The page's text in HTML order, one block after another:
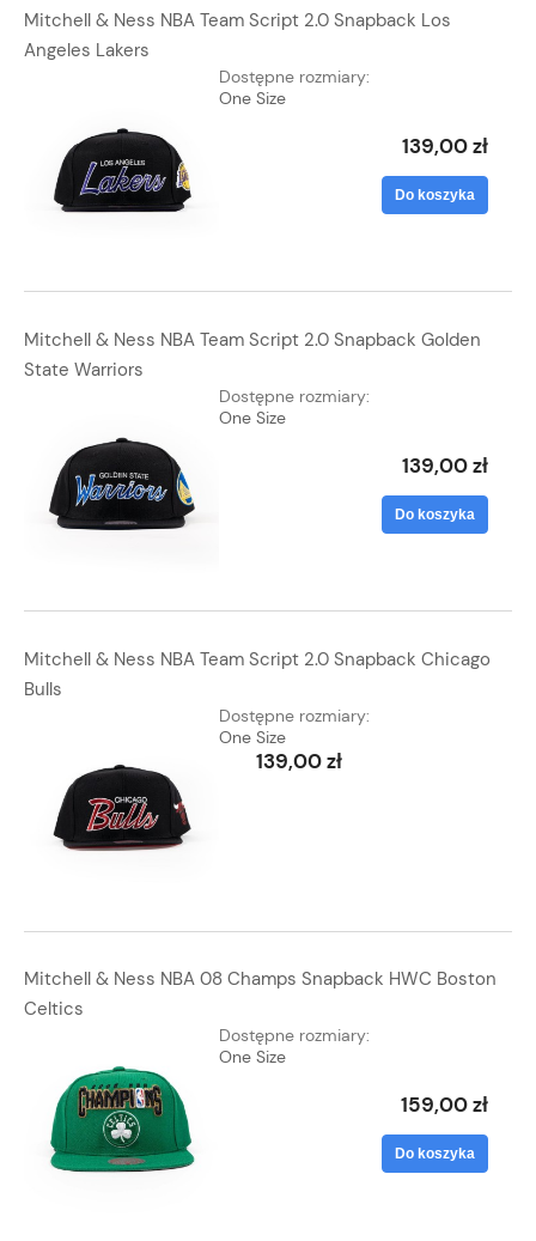
Mitchell & Ness NBA Team Script 2.0 Snapback Los
Angeles Lakers
Dostępne rozmiary:
One Size
139,00 zł
Do koszyka
Mitchell & Ness NBA Team Script 2.0 Snapback Golden
State Warriors
Dostępne rozmiary:
One Size
139,00 zł
Do koszyka
Mitchell & Ness NBA Team Script 2.0 Snapback Chicago
Bulls
Dostępne rozmiary:
One Size
139,00 zł
Mitchell & Ness NBA 08 Champs Snapback HWC Boston
Celtics
Dostępne rozmiary:
One Size
159,00 zł
Do koszyka